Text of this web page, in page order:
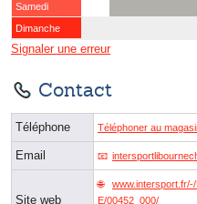
Samedi
Dimanche
Signaler une erreur
Contact
Téléphone Téléphoner au
Email
Site web
E/00452_000/